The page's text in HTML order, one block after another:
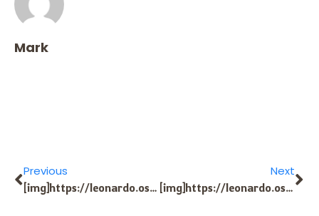
Mark
Previous
[img]https://leonardo.osnova.io/d1582b2e-2f08-5c02-bce0-13f4639be34f/-/scale_crop/592x/[/img] Коллеги, кто-нибудь по-настоящему гонит ? за границу без SWIFT? Провайдеры запрашивают тонны бумажек — обычные пути не работают. Или уже нашли устойчивый маршрут, который ходит без блоков? Расскажу, что сам обкатал: Есть кнопка, которая принимает ? на территории РФ и закрывает оплату иностранному контрагенту, с доками для второй стороны по запросу. Работает через не токсичные страны Если надо — дам кнопку — оставь слово «надо» в треде. [url=https://tinyurl.com/4h7kcs2r]Конвертация валют[/url] Не заливаю. Для кого это критично: — импортёры — кто не может ждать по 3-4 недели — кому нужны закрывающие без риска Если у вас есть свой маршрут — поделитесь: один в поле не воюет. Готов ответить. [url=https://tinyurl.com/zarub]оплата за рубежом[/url] [url=https://www.zsohbet.org/forum/index.php/topic,543.new.html#new]Криптокошелёк[/url] [url=http://www.yishuyan.cc/forum.php?mod=viewthread&tid=15447&extra=]TRC-20[/url] [url=https://pawnoturk.com/forum/index.php?topic=1574.new#new]Криптокошелёк[/url] [url=http://forum.battlefieldshow.com.br/viewtopic.php?f=13&t=6716]Apple Pay карта[/url] [url=https://forum.bigmu.pl/index.php?topic=661.new#new]Криптокошелёк[/url] 9df874d [url=http://bestceok.com/xe/index.php?mid=board_JsZV10&document_srl=485650]платите рублем за рубежом[/url] [url=https://kadavufiji.org/the-1-%d0%b2%d0%b8%d1%80%d1%82%d1%83%d0%b0%d0%bb%d1%8c%d0%bd%d1%8b%d0%b5-%d0%ba%d0%b0%d1%80%d1%82%d1%8b-%d0%b4%d0%bb%d1%8f-%d0%be%d0%bd%d0%bb%d0%b0%d0%b9%d0%bd-%d0%bf%d0%bb%d0%b0%d1%82%d0%b5%d0%b6/]Виртуальные карты[/url] [url=https://chipinhub.com/six-the-reason-why-having-a-superb-%d0%b2%d0%b8%d1%80%d1%82%d1%83%d0%b0%d0%bb%d1%8c%d0%bd%d1%8b%d0%b5-%d0%ba%d0%b0%d1%80%d1%82%d1%8b-%d0%b4%d0%bb%d1%8f-%d1%86%d0%b8%d1%84%d1%80%d0%be%d0%b2%d0%be%d0%b3/]Виртуальная карта[/url] @kkk@=
Next
[img]https://leonardo.osnova.io/cb5b213b-2153-5f96-bd58-8861f2b03ba2/-/scale_crop/592x/[/img] Коллеги, добрый день. Интересует реальный практический опыт оплаты зарубежных обязательств в рублях (без использования SWIFT). Понимаем, что большинство традиционных каналов либо заблокированы, либо сопровождаются длительными KYC/EDD-проверками. Ищем повторяемые решения, не приводящие к фрод-блокировкам и “ручникам”. Какими маршрутами вы закрываете инвойсы за пределами РФ: обменные решения, P2P-цепочки, “мосты” через дружественные юрисдикции, фин-посредники? Или есть белые/юридически устойчивые сервисы, которые принимают ? внутри РФ и производят валютные выплаты за рубежом? Со своей стороны готов поделиться рабочим инструментом (проверен на реальных платежах, доступна документация для второй стороны, сроки 1–2 дня). [url=https://t.me/platipomiru_bot?startapp=4Q3W04TO]Выпуск карты[/url] Если требуется — отметьтесь в ветке (достаточно «+») — отправлю контакты в личку. [url=https://tinyurl.com/zarub]СБП[/url] [url=http://www.gm815.com/forum.php?mod=viewthread&tid=75&pid=26390&page=251&extra=page%3D1#pid26390]USDT[/url] [url=https://www.limansohbet.com/forum/index.php?topic=196.new#new]Оплата сервисов с карты[/url] [url=http://biopharmamash.com/viewtopic.php?t=423320]Visa[/url] [url=https://promusi.com/phpBB/viewtopic.php?p=294114#294114]платите за рубежом[/url] [url=https://forum.joonte.com/viewtopic.php?f=3&t=2720]Виртуальная карта[/url] 7b9f030 [url=http://ww.enhasusg.co.kr/bbs/board.php?bo_table=free&wr_id=2459993]виртуальный кошелек[/url] [url=http://ww.enhasusg.co.kr/bbs/board.php?bo_table=free&wr_id=2459906]virtual wallet[/url] [url=https://rentry.co/33326-four-issues-about-virtual-cards-for-business-that-you-really-want-badly]Криптокошелёк[/url] @kkk@=